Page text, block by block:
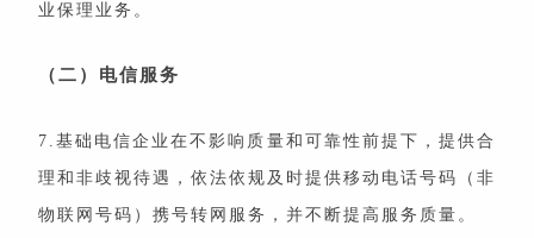
业保理业务。
（二）电信服务
7.基础电信企业在不影响质量和可靠性前提下，提供合
理和非歧视待遇，依法依规及时提供移动电话号码（非
物联网号码）携号转网服务，并不断提高服务质量。